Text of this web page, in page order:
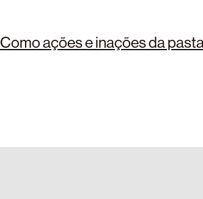
Como ações e inações da